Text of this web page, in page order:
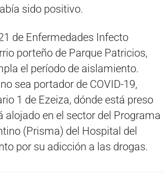
sido positivo.
de Enfermedades Infecto
porteño de Parque Patricios,
el período de aislamiento.
sea portador de COVID-19,
1 de Ezeiza, dónde está preso
alojado en el sector del Programa
(Prisma) del Hospital del
por su adicción a las drogas.